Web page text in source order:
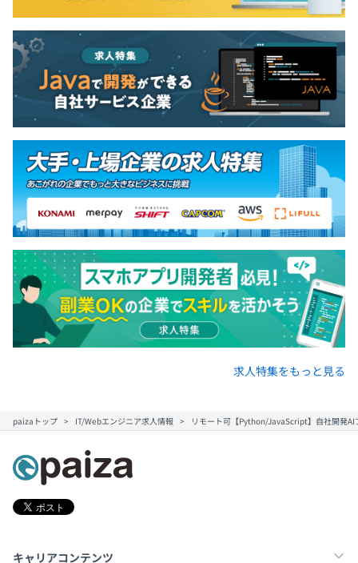
求人特集をもっと見る
paizaトップ IT/Webエンジニア求人情報 リモート可【Python/JavaScript】自社開発
キャリアコンテンツ